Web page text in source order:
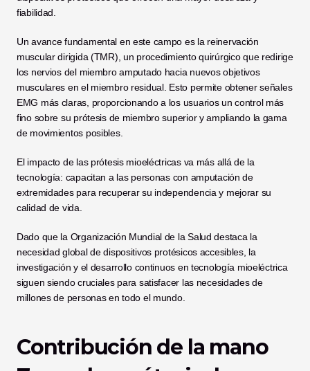
fiabilidad.
Un avance fundamental en este campo es la reinervación
muscular dirigida (TMR), un procedimiento quirúrgico que redirige
los nervios del miembro amputado hacia nuevos objetivos
musculares en el miembro residual. Esto permite obtener señales
EMG más claras, proporcionando a los usuarios un control más
fino sobre su prótesis de miembro superior y ampliando la gama
de movimientos posibles.
El impacto de las prótesis mioeléctricas va más allá de la
tecnología: capacitan a las personas con amputación de
extremidades para recuperar su independencia y mejorar su
calidad de vida.
Dado que la Organización Mundial de la Salud destaca la
necesidad global de dispositivos protésicos accesibles, la
investigación y el desarrollo continuos en tecnología mioeléctrica
siguen siendo cruciales para satisfacer las necesidades de
millones de personas en todo el mundo.
Contribución de la mano